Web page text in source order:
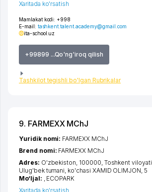
Mamlakat kodi: +998
E-mail: tashkent.talent.academy@gmail.com
ita-school.uz
+99899 ...Qo'ng'iroq qilish
Tashkilot tegishli bo'lgan Rubrikalar
Xaritada ko'rsatish
9. FARMEXX MChJ
Yuridik nomi: FARMEXX MChJ
Brend nomi: FARMEXX MChJ
Adres: O'zbekiston, 100000, Toshkent viloyati
Ulug'bek tumani ko'chasi XAMID OLIMJON , 5
Mo‘ljal:
, ECOPARK
Xaritada ko'rsatish